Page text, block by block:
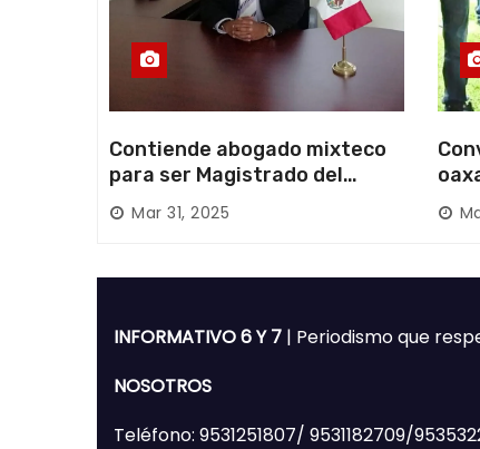
Contiende abogado mixteco
para ser Magistrado del
Poder Judicial; es originario
de Huajuapan de León
Mar 31, 2025
INFORMATIVO 6 Y 7 | Periodismo que
NOSOTROS
Teléfono: 9531251807/ 9531182709/